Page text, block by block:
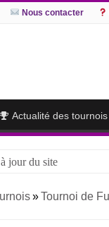
Nous contacter
Actualité des tournois
jour du site
» Tournoi de